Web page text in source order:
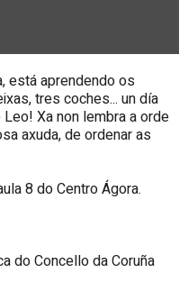
está aprendendo os
tres coches... un día
Xa non lembra a orde
axuda, de ordenar as
8 do Centro Ágora.
do Concello da Coruña